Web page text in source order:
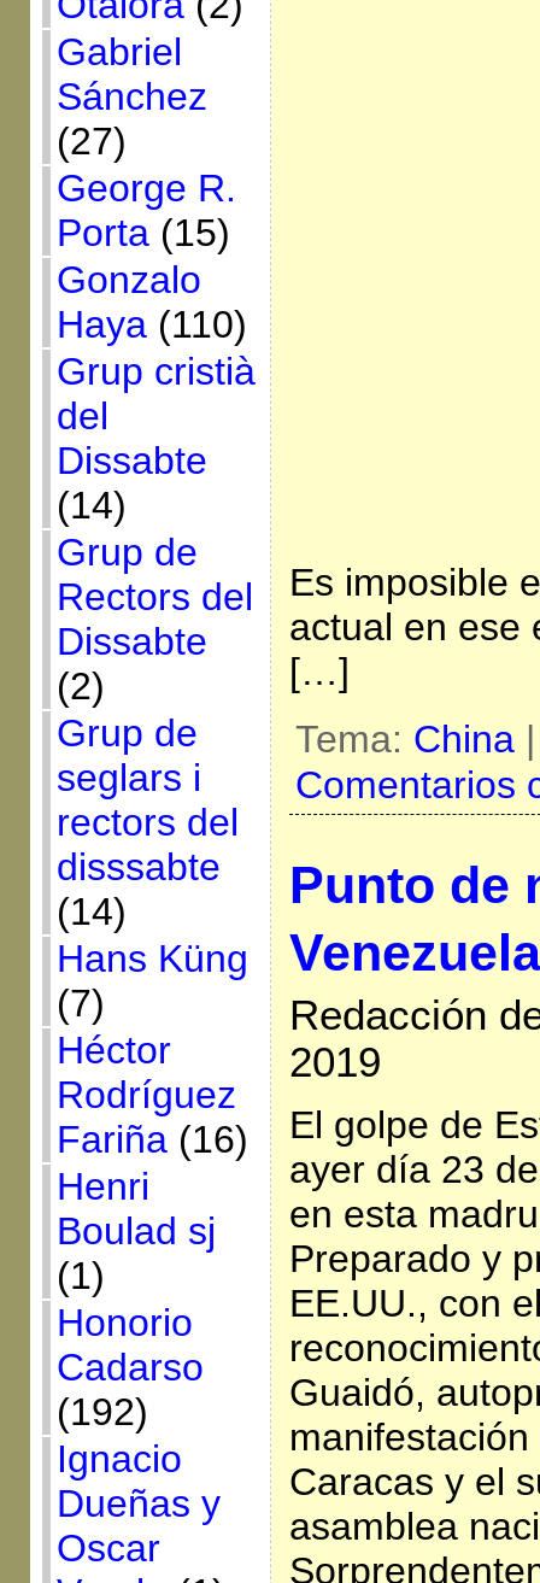
Gabriel
Sánchez
(27)
George R.
Porta(15)
Gonzalo
Haya(110)
Grup cristià
del
Dissabte
(14)
Grup de
Rectors del
Dissabte
(2)
Grup de
seglars i
rectors del
disssabte
(14)
Hans Küng
(7)
Héctor
Rodríguez
Fariña(16)
Henri
Boulad sj
(1)
Honorio
Cadarso
(192)
Ignacio
Dueñas y
Oscar
Es imposible
actual en ese
[…]
Tema: China
Comentarios
Punto de
Venezuela
Redacción
2019
El golpe de
ayer día 23
en esta
Preparado y
EE.UU., con
Guaidó,
Caracas y el
asamblea